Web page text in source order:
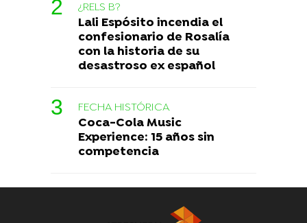
¿RELS B?
Lali Espósito incendia el
confesionario de Rosalía
con la historia de su
desastroso ex español
FECHA HISTÓRICA
Coca-Cola Music
Experience: 15 años sin
competencia